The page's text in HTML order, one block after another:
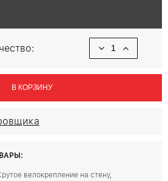
В КОРЗИНУ
велокрепление на стену,